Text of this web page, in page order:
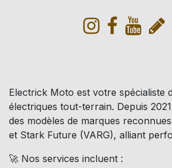
Electrick Moto est votre spécialiste
électriques tout-terrain. Depuis
des modèles de marques
et Stark Future (VARG), alliant
🚀 Nos services incluent :